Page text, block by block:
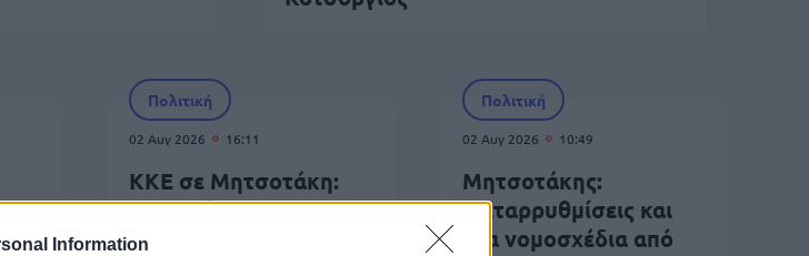
Information
Πολιτική
02 Αυγ 2026 16:11
ΚΚΕ σε Μητσοτάκη:
«Προσάναμμα για τις
μεγάλες πυρκαγιές
Πολιτική
02 Αυγ 2026 10:49
Μητσοτάκης:
Μεταρρυθμίσεις και
νέα νομοσχέδια από